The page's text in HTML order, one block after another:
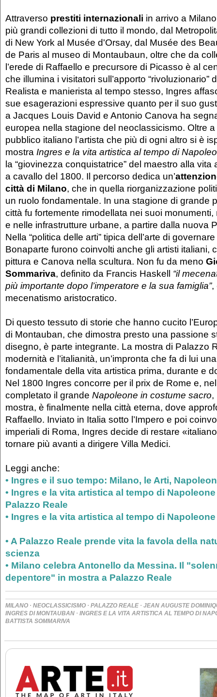
Attraverso prestiti internazionali in arrivo a
più grandi collezioni di tutto il mondo, dal
di New York al Musée d'Orsay, dal Musée des
de Paris al museo di Montaubaun, oltre che da
l’erede di Raffaello e precursore di Picasso è al
che illumina i visitatori sull’apporto “rivoluzionario”
Realista e manierista al tempo stesso, Ingres
sue esagerazioni espressive quanto per il suo
a Jacques Louis David e Antonio Canova ha
europea nella stagione del neoclassicismo. Oltre
pubblico italiano l’artista che più di ogni altro si è
mostra Ingres e la vita artistica al tempo di
la “giovinezza conquistatrice” del maestro alla vita
a cavallo del 1800. Il percorso dedica un’
città di Milano, che in quella riorganizzazione
un ruolo fondamentale. In una stagione di grande
città fu fortemente rimodellata nei suoi
e nelle infrastrutture urbane, a partire dalla nuova
Nella “politica delle arti” tipica dell’arte di
Bonaparte furono coinvolti anche gli artisti italiani,
pittura e Canova nella scultura. Non fu da meno
Sommariva, definito da Francis Haskell “il
più importante dopo l’imperatore e la sua famiglia”,
mecenatismo aristocratico.
Di questo tessuto di storie che hanno cucito
di Montauban, che dimostra presto una passione
disegno, è parte integrante. La mostra di Palazzo
modernità e l’italianità, un’impronta che fa di lui
fondamentale della vita artistica prima, durante e
Nel 1800 Ingres concorre per il prix de Rome e,
completato il grande Napoleone in costume sacro,
mostra, è finalmente nella città eterna, dove
Raffaello. Inviato in Italia sotto l’Impero e poi
imperiali di Roma, Ingres decide di restare
tornare più avanti a dirigere Villa Medici.
Leggi anche:
• Ingres e il suo tempo: Milano, le Arti,
• Ingres e la vita artistica al tempo di
Palazzo Reale
• Ingres e la vita artistica al tempo di Napoleone
• A Palazzo Reale prende vita la favola della
scienza
• Milano celebra Antonello da Messina. Il
depentore" in mostra a Palazzo Reale
MILANO · NEOCLASSICISMO · PALAZZO REALE · JEAN AUGUSTE
INGRES DI MONTAUBAN · INGRES E LA VITA ARTISTICA AL TEMPO DI
BATTISTA SOMMARIVA